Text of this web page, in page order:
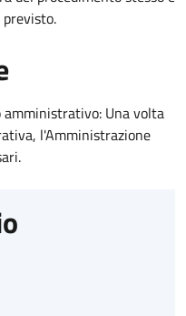
amministrativo: Una volta
l'Amministrazione